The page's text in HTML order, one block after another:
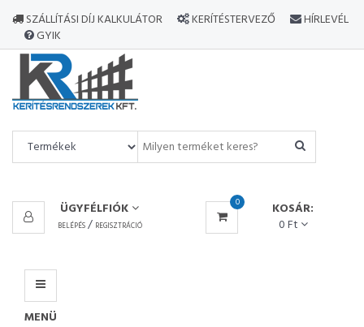
SZÁLLÍTÁSI DÍJ KALKULÁTOR KERÍTÉSTERVEZŐ
HÍRLEVÉL
GYIK
ÜGYFÉLFIÓK
BELÉPÉS/ REGISZTRÁCIÓ
0
KOSÁR:
0 Ft
MENÜ
MINDEN
TERMÉK
MENÜ